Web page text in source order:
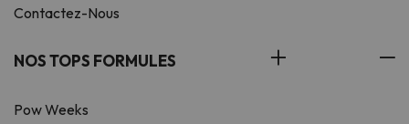
Contactez-Nous
NOS TOPS FORMULES
Pow Weeks